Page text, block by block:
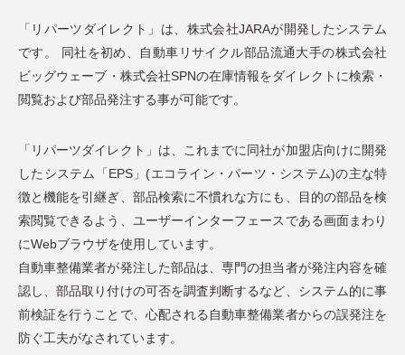
「リパーツダイレクト」は、株式会社JARAが開発したシステム
です。 同社を初め、自動車リサイクル部品流通大手の株式会社
ビッグウェーブ・株式会社SPNの在庫情報をダイレクトに検索・
閲覧および部品発注する事が可能です。
「リパーツダイレクト」は、これまでに同社が加盟店向けに開発
したシステム「EPS」(エコライン・パーツ・システム)の主な特
徴と機能を引継ぎ、部品検索に不慣れな方にも、目的の部品を検
索閲覧できるよう、ユーザーインターフェースである画面まわり
にWebブラウザを使用しています。
自動車整備業者が発注した部品は、専門の担当者が発注内容を確
認し、部品取り付けの可否を調査判断するなど、システム的に事
前検証を行うことで、心配される自動車整備業者からの誤発注を
防ぐ工夫がなされています。